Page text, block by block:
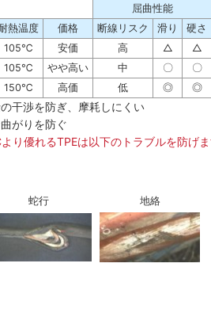
屈曲性能
熱温度 価格 断線リスク 滑り
硬さ
105℃ 安価 高 △
△
105℃ やや高い 中 〇
〇
150℃ 高価 低 ◎ ◎
渉を防ぎ、摩耗しにくい
がりを防ぐ
より優れるTPEは以下のトラブルを防げ
蛇行 地絡